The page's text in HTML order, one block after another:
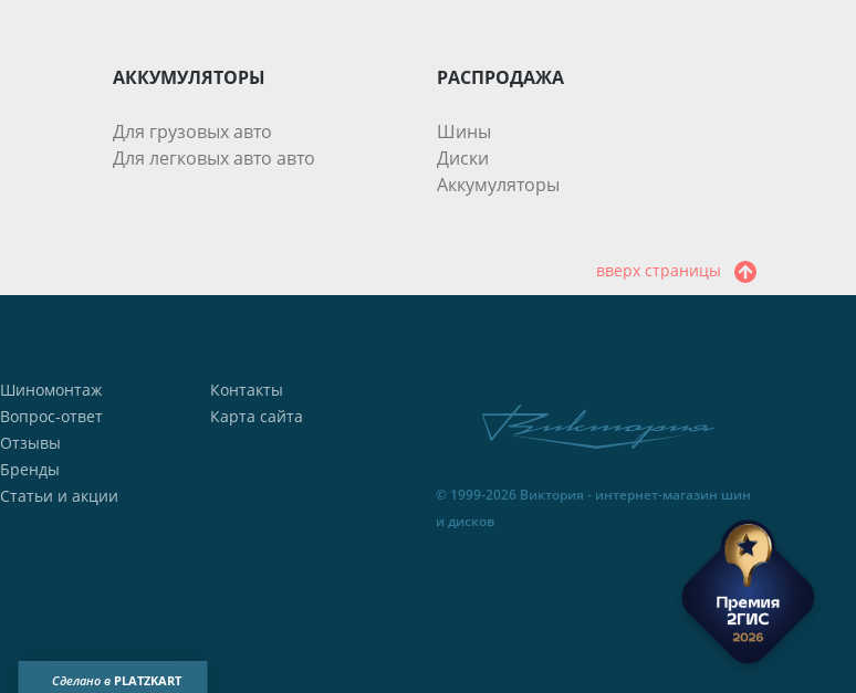
АККУМУЛЯТОРЫ
Для грузовых авто
Для легковых авто авто
РАСПРОДАЖА
Шины
Диски
Аккумуляторы
вверх страницы
Шиномонтаж
Вопрос-ответ
Отзывы
Бренды
Статьи и акции
Контакты
Карта сайта
© 1999-2026 Виктория - интернет-магазин шин
и дисков
Сделано в PLATZKART